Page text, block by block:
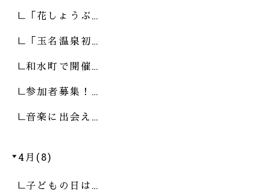
「花しょうぶ…
「玉名温泉初…
和水町で開催…
参加者募集！…
音楽に出会え…
4月(8)
子どもの日は…